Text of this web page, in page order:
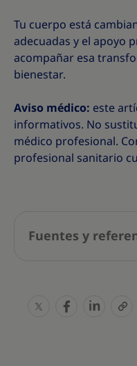
Tu cuerpo está
adecuadas y el apoyo
acompañar esa
bienestar.
Aviso médico: este
informativos. No
médico profesional.
profesional sanitario
Fuentes y
S
S
S
S